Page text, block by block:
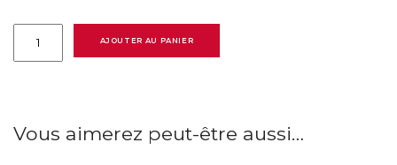
quantité
Bulb
AJOUTER AU PANIER
Vous aimerez peut-être aussi…